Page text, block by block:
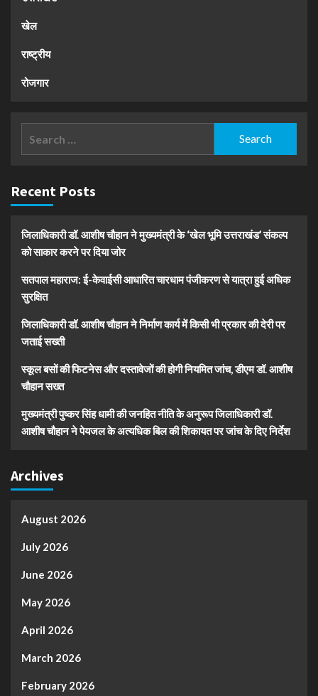
खेल
राष्ट्रीय
रोजगार
Recent Posts
जिलाधिकारी डॉ. आशीष चौहान ने मुख्यमंत्री के ‘खेल भूमि उत्तराखंड’ संकल्प
को साकार करने पर दिया जोर
सतपाल महाराज: ई-केवाईसी आधारित चारधाम पंजीकरण से यात्रा हुई अधिक
सुरक्षित
जिलाधिकारी डॉ. आशीष चौहान ने निर्माण कार्य में किसी भी प्रकार की देरी पर
जताई सख्ती
स्कूल बसों की फिटनेस और दस्तावेजों की होगी नियमित जांच, डीएम डॉ. आशीष
चौहान सख्त
मुख्यमंत्री पुष्कर सिंह धामी की जनहित नीति के अनुरूप जिलाधिकारी डॉ.
आशीष चौहान ने पेयजल के अत्यधिक बिल की शिकायत पर जांच के दिए निर्देश
Archives
August 2026
July 2026
June 2026
May 2026
April 2026
March 2026
February 2026